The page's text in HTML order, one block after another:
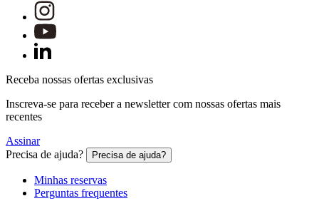
Receba nossas ofertas exclusivas
Inscreva-se para receber a newsletter com nossas ofertas mais
recentes
Assinar
Precisa de ajuda?
Precisa de ajuda?
Minhas reservas
Perguntas frequentes